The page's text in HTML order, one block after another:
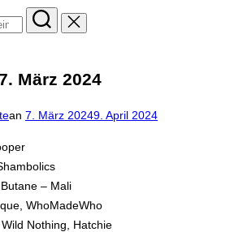
März 2024
an Veröffentlicht
7. März 20249. April 2024
– Mali
WhoMadeWho
Nothing, Hatchie